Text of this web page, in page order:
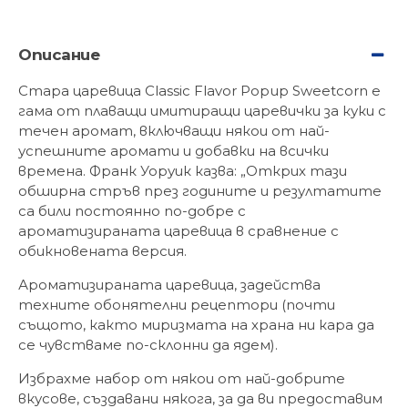
Описание
Стара царевица Classic Flavor Popup Sweetcorn е
гама от плаващи имитиращи царевички за куки с
течен аромат, включващи някои от най-
успешните аромати и добавки на всички
времена. Франк Уоруик казва: „Открих тази
обширна стръв през годините и резултатите
са били постоянно по-добре с
ароматизираната царевица в сравнение с
обикновената версия.
Ароматизираната царевица, задейства
техните обонятелни рецептори (почти
същото, както миризмата на храна ни кара да
се чувстваме по-склонни да ядем).
Избрахме набор от някои от най-добрите
вкусове, създавани някога, за да ви предоставим